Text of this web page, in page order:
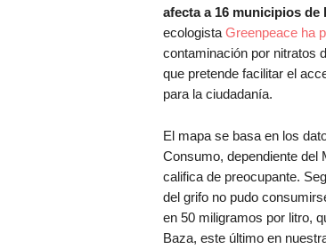
afecta a 16 municipios de
ecologista Greenpeace ha
contaminación por nitratos
que pretende facilitar el
para la ciudadanía.
El mapa se basa en los
Consumo, dependiente del
califica de preocupante.
del grifo no pudo
en 50 miligramos por litro,
Baza, este último en